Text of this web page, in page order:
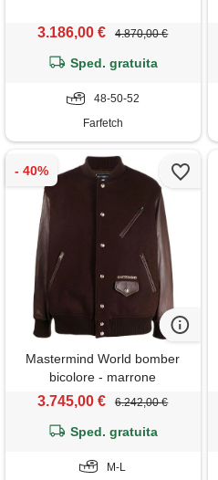
3.186,00 € 4.870,00 €
Sped. gratuita
48-50-52
Farfetch
Mastermind World bomber
bicolore - marrone
3.745,00 € 6.242,00 €
Sped. gratuita
M-L